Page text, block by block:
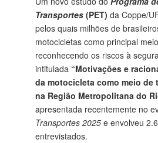
Transportes (PET) da Coppe/
pelos quais milhões de
motocicletas como principal
reconhecendo os riscos à
intitulada “Motivações e
da motocicleta como meio
na Região Metropolitana do
apresentada recentemente no
Transportes 2025 e envolveu
entrevistados.